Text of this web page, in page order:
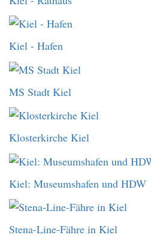
Kiel - Hafen
MS Stadt Kiel
Klosterkirche Kiel
Kiel: Museumshafen und HDW
Stena-Line-Fähre in Kiel